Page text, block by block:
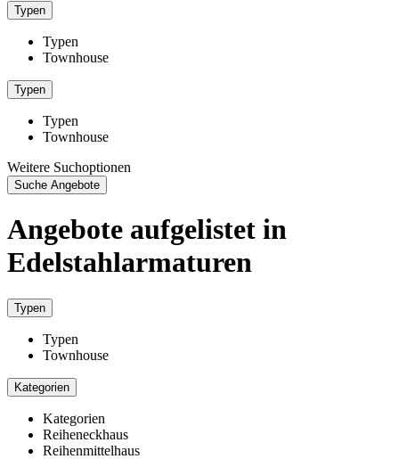
Typen
Typen
Townhouse
Typen
Typen
Townhouse
Weitere Suchoptionen
Suche Angebote
Angebote aufgelistet in
Edelstahlarmaturen
Typen
Typen
Townhouse
Kategorien
Kategorien
Reiheneckhaus
Reihenmittelhaus